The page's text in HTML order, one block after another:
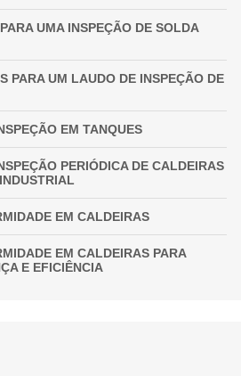
UMA INSPEÇÃO DE SOLDA
PARA UM LAUDO DE INSPEÇÃO DE
EM TANQUES
PERIÓDICA DE CALDEIRAS
EM CALDEIRAS
EM CALDEIRAS PARA
E EFICIÊNCIA
EM CALDEIRAS: COMO